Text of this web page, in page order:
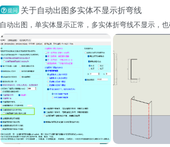
提问 关于自动出图多实体不显示折弯线
自动出图，单实体显示正常，多实体折弯线不显示，